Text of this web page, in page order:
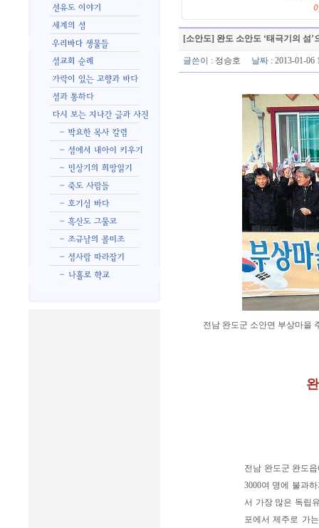
[소안도] 완도 소안도 ‘태극기의 섬’
글쓴이 : 정승호 날짜: 2013-01-
전남 완도군 소안면 부상마을
전남 완도군 완도
3000여 명에 불과
서 가장 많은 독립
포에서 제주로 가